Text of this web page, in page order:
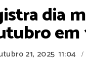
dia
em
21, 2025 11:04 /